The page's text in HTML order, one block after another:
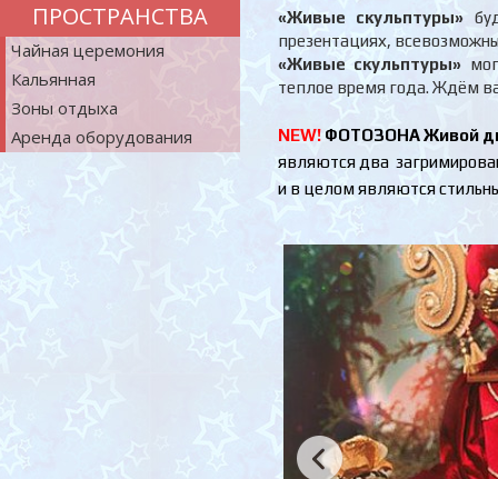
ПРОСТРАНСТВА
Чайная церемония
Кальянная
Зоны отдыха
Аренда оборудования
«Живые скульптуры»
презентациях,
«Живые скульптуры»
теплое время года. Ждём
NEW! ФОТОЗОНА Живой
являются два
и в целом являются